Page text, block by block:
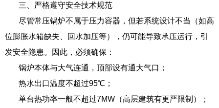
三、严格遵守安全技术规范
尽管常压锅炉不属于压力容器，但若系统设计不当（如高
位膨胀水箱缺失、回水加压等），仍可能导致承压运行，引
发安全隐患。因此，必须确保：
锅炉本体与大气连通，顶部设有通大气口；
热水出口温度不超过95℃；
单台热功率一般不超过7MW（高层建筑有更严限制）；